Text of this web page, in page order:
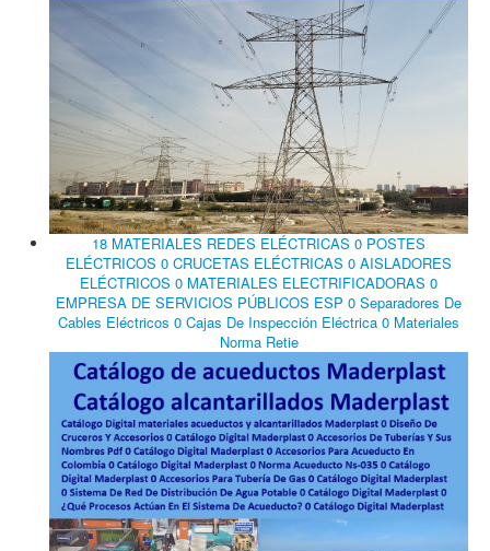
18 MATERIALES REDES ELÉCTRICAS 0 POSTES
ELÉCTRICOS 0 CRUCETAS ELÉCTRICAS 0 AISLADORES
ELÉCTRICOS 0 MATERIALES ELECTRIFICADORAS 0
EMPRESA DE SERVICIOS PÚBLICOS ESP 0 Separadores De
Cables Eléctricos 0 Cajas De Inspección Eléctrica 0 Materiales
Norma Retie